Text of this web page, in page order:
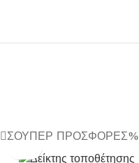
ΣΟΎΠΕΡ ΠΡΟΣΦΟΡΈΣ